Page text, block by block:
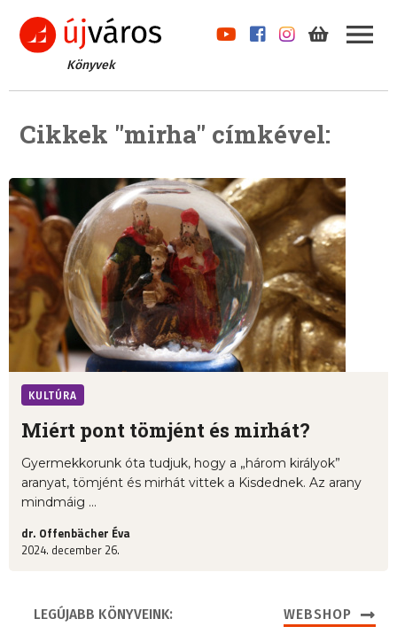
Könyvek
Cikkek "mirha" címkével:
KULTÚRA
Miért pont tömjént és mirhát?
Gyermekkorunk óta tudjuk, hogy a „három királyok”
aranyat, tömjént és mirhát vittek a Kisdednek. Az arany
mindmáig ...
dr. Offenbächer Éva
2024. december 26.
LEGÚJABB KÖNYVEINK: WEBSHOP